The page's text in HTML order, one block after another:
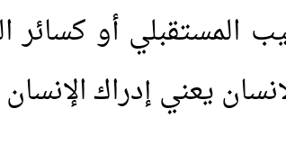
المستقبلي أو كسائر
يعني إدراك